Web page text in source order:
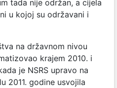
tada nije održan, a cijela
u kojoj su održavani i
na državnom nivou
krajem 2010. i
je NSRS upravo na
2011. godine usvojila